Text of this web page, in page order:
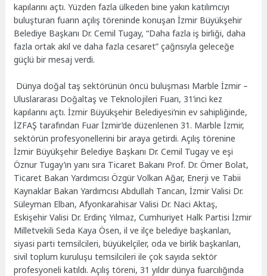
kapılarını açtı. Yüzden fazla ülkeden bine yakın katılımcıyı
buluşturan fuarın açılış töreninde konuşan İzmir Büyükşehir
Belediye Başkanı Dr. Cemil Tugay, “Daha fazla iş birliği, daha
fazla ortak akıl ve daha fazla cesaret” çağrısıyla geleceğe
güçlü bir mesaj verdi.
Dünya doğal taş sektörünün öncü buluşması Marble İzmir –
Uluslararası Doğaltaş ve Teknolojileri Fuarı, 31’inci kez
kapılarını açtı. İzmir Büyükşehir Belediyesi’nin ev sahipliğinde,
İZFAŞ tarafından Fuar İzmir’de düzenlenen 31. Marble İzmir,
sektörün profesyonellerini bir araya getirdi. Açılış törenine
İzmir Büyükşehir Belediye Başkanı Dr. Cemil Tugay ve eşi
Öznur Tugay’ın yanı sıra Ticaret Bakanı Prof. Dr. Ömer Bolat,
Ticaret Bakan Yardımcısı Özgür Volkan Ağar, Enerji ve Tabii
Kaynaklar Bakan Yardımcısı Abdullah Tancan, İzmir Valisi Dr.
Süleyman Elban, Afyonkarahisar Valisi Dr. Naci Aktaş,
Eskişehir Valisi Dr. Erdinç Yılmaz, Cumhuriyet Halk Partisi İzmir
Milletvekili Seda Kaya Ösen, il ve ilçe belediye başkanları,
siyasi parti temsilcileri, büyükelçiler, oda ve birlik başkanları,
sivil toplum kuruluşu temsilcileri ile çok sayıda sektör
profesyoneli katıldı. Açılış töreni, 31 yıldır dünya fuarcılığında